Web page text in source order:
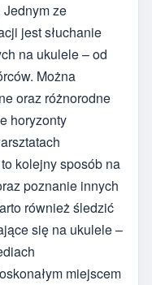
ze
jest słuchanie
na ukulele – od
Można
oraz różnorodne
horyzonty
kolejny sposób na
poznanie innych
również śledzić
się na ukulele –
miejscem